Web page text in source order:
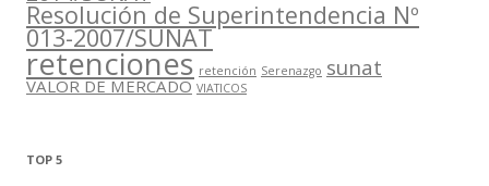
Resolución de Superintendencia Nº
013-2007/SUNAT
retenciones retención Serenazgo sunat
VALOR DE MERCADO VIATICOS
TOP 5